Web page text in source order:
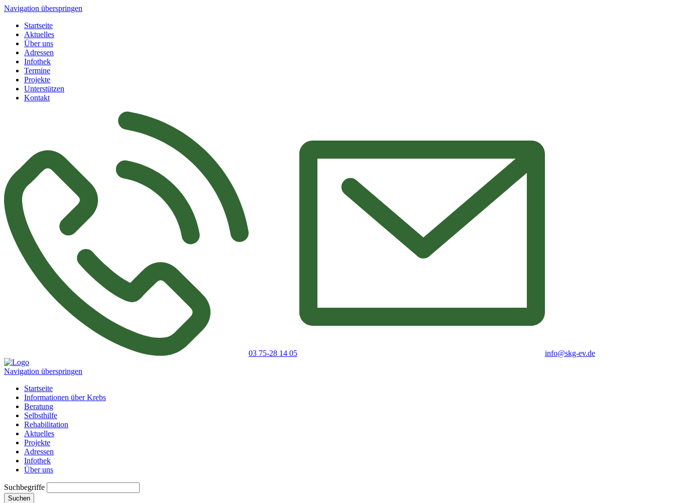
Navigation überspringen
Startseite
Aktuelles
Über uns
Adressen
Infothek
Termine
Projekte
Unterstützen
Kontakt
03 75-28 14 05 info@skg-ev.de
Navigation überspringen
Startseite
Informationen über Krebs
Beratung
Selbsthilfe
Rehabilitation
Aktuelles
Projekte
Adressen
Infothek
Über uns
Suchbegriffe
Suchen